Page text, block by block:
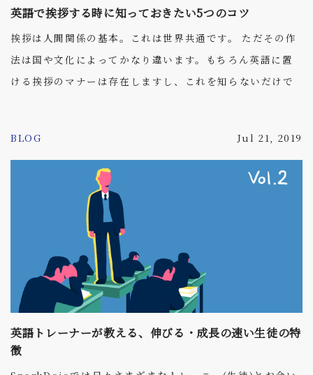
英語で挨拶する時に知っておきたい5つのコツ
挨拶は人間関係の基本。これは世界共通です。 ただその作
法は国や文化によってかなり違います。もちろん英語に置
ける挨拶のマナーは存在しますし、これを知らないだけで
ぜひこの機会に正しい英語の挨拶を学びましょう！
BLOG Jul 21, 2019
英語トレーナーが教える、伸びる・成長の速い生徒の特
徴